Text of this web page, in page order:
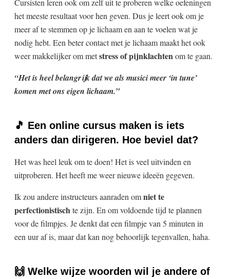
Cursisten leren ook om zelf uit te proberen welke oefeningen
het meeste resultaat voor hen geven. Dus je leert ook om je
meer af te stemmen op je lichaam en aan te voelen wat je
nodig hebt. Een beter contact met je lichaam maakt het ook
weer makkelijker om metstress of pijnklachtenom te gaan.
“Het is heel belangrijk dat we als musici meer ‘in tune’
komen met ons eigen lichaam.”
🎵 Een online cursus maken is iets
anders dan dirigeren. Hoe beviel dat?
Het was heel leuk om te doen! Het is veel uitvinden en
uitproberen. Het heeft me weer nieuwe ideeën gegeven.
Ik zou andere instructeurs aanraden omniet te
perfectionistischte zijn. En om voldoende tijd te plannen
voor de filmpjes. Je denkt dat een filmpje van 5 minuten in
een uur af is, maar dat kan nog behoorlijk tegenvallen, haha.
🙌 Welke wijze woorden wil je andere of